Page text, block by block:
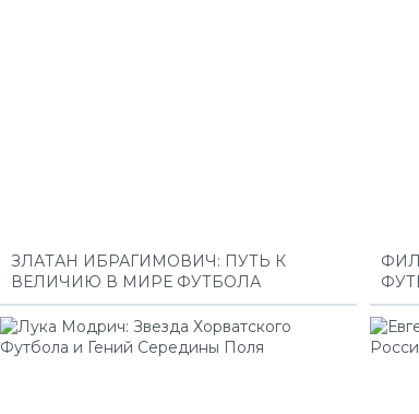
ЗЛАТАН ИБРАГИМОВИЧ: ПУТЬ К
ВЕЛИЧИЮ В МИРЕ ФУТБОЛА